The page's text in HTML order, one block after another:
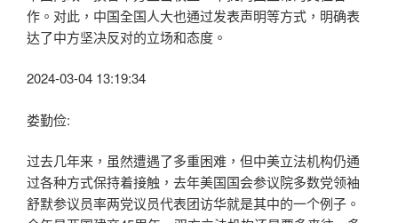
作。对此，中国全国人大也通过发表声明等方式，明确表
达了中方坚决反对的立场和态度。
2024-03-04 13:19:34
娄勤俭:
过去几年来，虽然遭遇了多重困难，但中美立法机构仍通
过各种方式保持着接触，去年美国国会参议院多数党领袖
舒默参议员率两党议员代表团访华就是其中的一个例子。